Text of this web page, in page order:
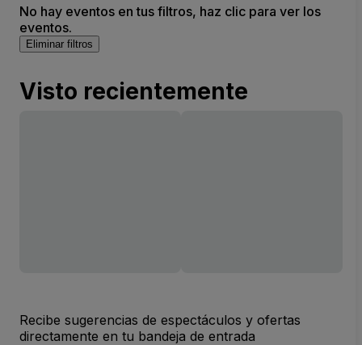
No hay eventos en tus filtros, haz clic para ver los
eventos.
Eliminar filtros
Visto recientemente
Recibe sugerencias de espectáculos y ofertas
directamente en tu bandeja de entrada